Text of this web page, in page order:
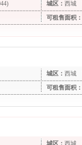
城区： 西城
可租售面积：
城区： 西城
可租售面积：
城区： 西城